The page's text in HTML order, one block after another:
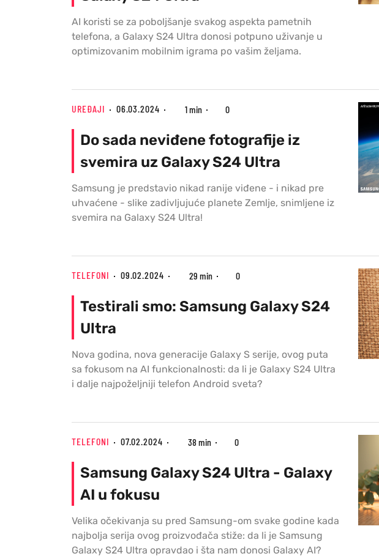
AI koristi se za poboljšanje svakog aspekta pametnih
telefona, a Galaxy S24 Ultra donosi potpuno uživanje u
optimizovanim mobilnim igrama po vašim željama.
UREĐAJI 06.03.2024 1 min 0
Do sada neviđene fotografije iz
svemira uz Galaxy S24 Ultra
Samsung je predstavio nikad ranije viđene - i nikad pre
uhvaćene - slike zadivljujuće planete Zemlje, snimljene iz
svemira na Galaxy S24 Ultra!
TELEFONI 09.02.2024 29 min 0
Testirali smo: Samsung Galaxy S24
Ultra
Nova godina, nova generacije Galaxy S serije, ovog puta
sa fokusom na AI funkcionalnosti: da li je Galaxy S24 Ultra
i dalje najpoželjniji telefon Android sveta?
TELEFONI 07.02.2024 38 min 0
Samsung Galaxy S24 Ultra - Galaxy
AI u fokusu
Velika očekivanja su pred Samsung-om svake godine kada
najbolja serija ovog proizvođača stiže: da li je Samsung
Galaxy S24 Ultra opravdao i šta nam donosi Galaxy AI?